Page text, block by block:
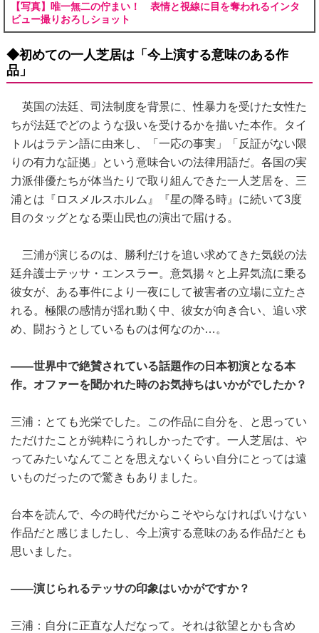
【写真】唯一無二の佇まい！ 表情と視線に目を奪われるインタ
ビュー撮りおろしショット
◆初めての一人芝居は「今上演する意味のある作
品」
英国の法廷、司法制度を背景に、性暴力を受けた女性た
ちが法廷でどのような扱いを受けるかを描いた本作。タイ
トルはラテン語に由来し、「一応の事実」「反証がない限
りの有力な証拠」という意味合いの法律用語だ。各国の実
力派俳優たちが体当たりで取り組んできた一人芝居を、三
浦とは『ロスメルスホルム』『星の降る時』に続いて3度
目のタッグとなる栗山民也の演出で届ける。
三浦が演じるのは、勝利だけを追い求めてきた気鋭の法
廷弁護士テッサ・エンスラー。意気揚々と上昇気流に乗る
彼女が、ある事件により一夜にして被害者の立場に立たさ
れる。極限の感情が揺れ動く中、彼女が向き合い、追い求
め、闘おうとしているものは何なのか…。
――世界中で絶賛されている話題作の日本初演となる本
作。オファーを聞かれた時のお気持ちはいかがでしたか？
三浦：とても光栄でした。この作品に自分を、と思ってい
ただけたことが純粋にうれしかったです。一人芝居は、や
ってみたいなんてことを思えないくらい自分にとっては遠
いものだったので驚きもありました。
台本を読んで、今の時代だからこそやらなければいけない
作品だと感じましたし、今上演する意味のある作品だとも
思いました。
――演じられるテッサの印象はいかがですか？
三浦：自分に正直な人だなって。それは欲望とかも含め